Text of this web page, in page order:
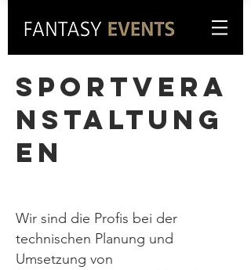
SPORTVERA
NSTALTUNG
EN
Wir sind die Profis bei der
technischen Planung und
Umsetzung von